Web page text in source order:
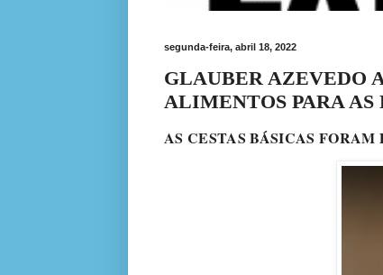
segunda-feira, abril 18, 2022
GLAUBER AZEVEDO
ALIMENTOS PARA
AS CESTAS BÁSICAS